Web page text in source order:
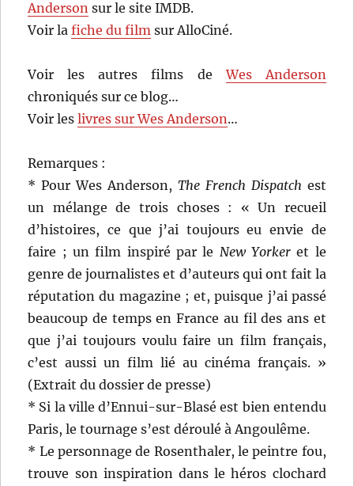
Anderson sur le site IMDB.
Voir lafiche du film sur AlloCiné.
Voir les autres films deWes Anderson
chroniqués sur ce blog…
Voir leslivres sur Wes Anderson…
Remarques :
* Pour Wes Anderson, The French Dispatch est
un mélange de trois choses : « Un recueil
d’histoires, ce que j’ai toujours eu envie de
faire ; un film inspiré par le New Yorker et le
genre de journalistes et d’auteurs qui ont fait la
réputation du magazine ; et, puisque j’ai passé
beaucoup de temps en France au fil des ans et
que j’ai toujours voulu faire un film français,
c’est aussi un film lié au cinéma français. »
(Extrait du dossier de presse)
* Si la ville d’Ennui-sur-Blasé est bien entendu
Paris, le tournage s’est déroulé à Angoulême.
* Le personnage de Rosenthaler, le peintre fou,
trouve son inspiration dans le héros clochard